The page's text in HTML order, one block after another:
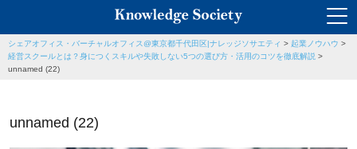
シェアオフィス・バーチャルオフィス@東京都千代田区|ナレッジソサエティ > 起業ノウハウ >
経営スクールとは？身につくスキルや失敗しない5つの選び方・活用のコツを徹底解説 >
unnamed (22)
unnamed (22)